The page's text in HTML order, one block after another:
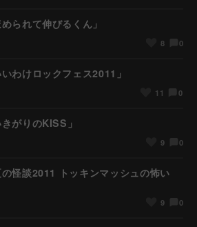
られて伸びるくん」
8 0
わけロックフェス2011」
11 0
がりのKISS」
9 0
怪談2011 トッキンマッシュの怖い
9 0